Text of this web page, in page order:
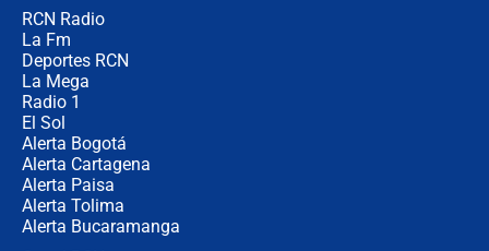
RCN Radio
La Fm
Deportes RCN
La Mega
Radio 1
El Sol
Alerta Bogotá
Alerta Cartagena
Alerta Paisa
Alerta Tolima
Alerta Bucaramanga